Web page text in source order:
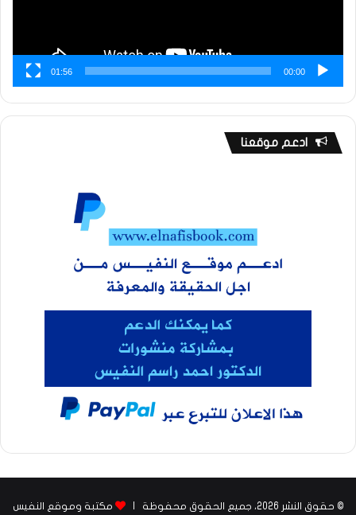
00:00
01:56
ادعم موقعنا
© حقوق النشر 2026، جميع الحقوق محفوظة | مكتبة وموقع النفيس